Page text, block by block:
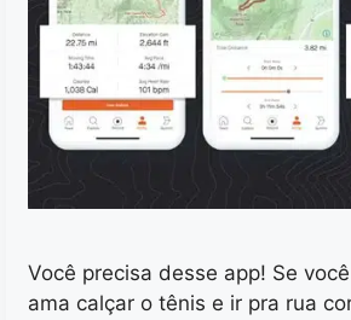
Você precisa desse app! Se
ama calçar o tênis e ir pra rua